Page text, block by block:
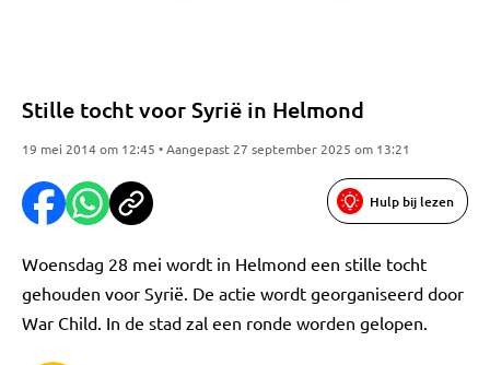
Stille tocht voor Syrië in Helmond
19 mei 2014 om 12:45 • Aangepast 27 september 2025 om 13:21
Hulp bij lezen
Woensdag 28 mei wordt in Helmond een stille tocht
gehouden voor Syrië. De actie wordt georganiseerd door
War Child. In de stad zal een ronde worden gelopen.